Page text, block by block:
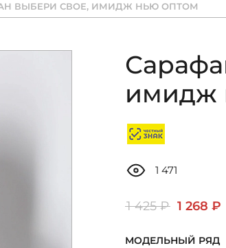
ВЫБЕРИ СВОЕ, ИМИДЖ НЬЮ ОПТОМ
имидж
1 471
1 425 ₽ 1 268 ₽
МОДЕЛЬНЫЙ РЯД